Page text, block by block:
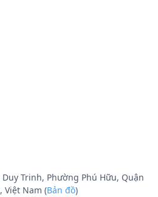
Trinh, Phường Phú Hữu, Quận
Việt Nam (Bản đồ)